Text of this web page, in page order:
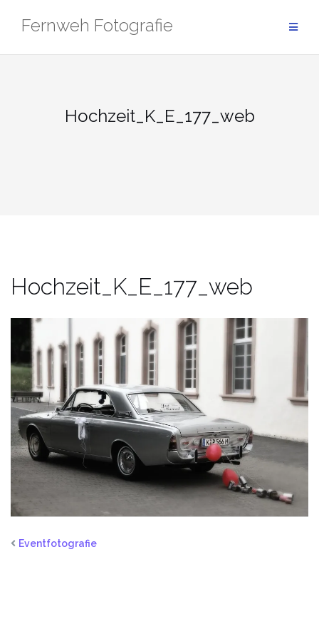
InhaltFernweh Fotografie
Hochzeit_K_E_177_web
Hochzeit_K_E_177_web
Eventfotografie